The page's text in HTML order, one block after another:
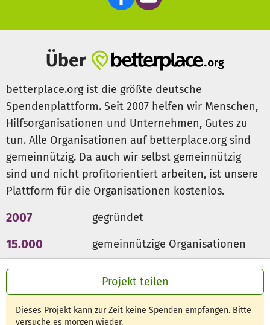
Projekt teilen
Dieses Projekt kann zur Zeit keine Spenden empfangen. Bitte
versuche es morgen wieder.
Über
betterplace.org ist die größte deutsche
Spendenplattform. Seit 2007 helfen wir Menschen,
Hilfsorganisationen und Unternehmen, Gutes zu
tun. Alle Organisationen auf betterplace.org sind
gemeinnützig. Da auch wir selbst gemeinnützig
sind und nicht profitorientiert arbeiten, ist unsere
Plattform für die Organisationen kostenlos.
2007 gegründet
15.000 gemeinnützige Organisationen
300 Mio € für den guten Zweck